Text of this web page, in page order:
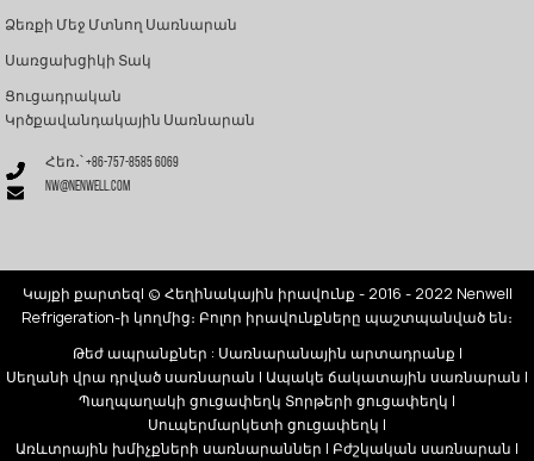
Ձեռքի Մեջ Մտնող Սառնարան
Սառցախցիկի Տակ
Ցուցադրական
Կրծքավանդակային Սառնարան
Հեռ․՝ +86-757-8585 6069
nw@nenwell.com
Կայքի քարտեզ| © Հեղինակային իրավունք - 2016 - 2022 Nenwell
Refrigeration-ի կողմից։ Բոլոր իրավունքները պաշտպանված են։
Թեժ ապրանքներ : Սառնարանային արտադրանք |
Սեղանի վրա դրված սառնարան | Ապակե ճակատային սառնարան |
Պաղպաղակի ցուցափեղկ Տորթերի ցուցափեղկ |
Սուպերմարկետի ցուցափեղկ |
Առևտրային խմիչքների սառնարաններ | Բժշկական սառնարան |